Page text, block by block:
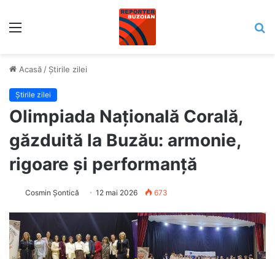
Acasă / Știrile zilei
Știrile zilei
Olimpiada Națională Corală,
găzduită la Buzău: armonie,
rigoare și performanță
Cosmin Șontică 12 mai 2026 673